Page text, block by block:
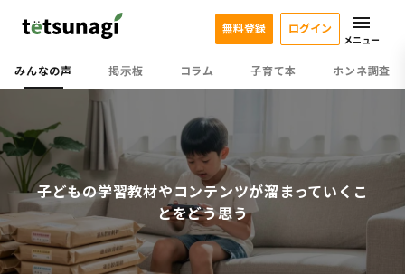
みんなの声 掲示板 コラム 子育て本 ホンネ調査
無料登録 ログイン
メニュー
子どもの学習教材やコンテンツが溜まっていくこ
とをどう思う